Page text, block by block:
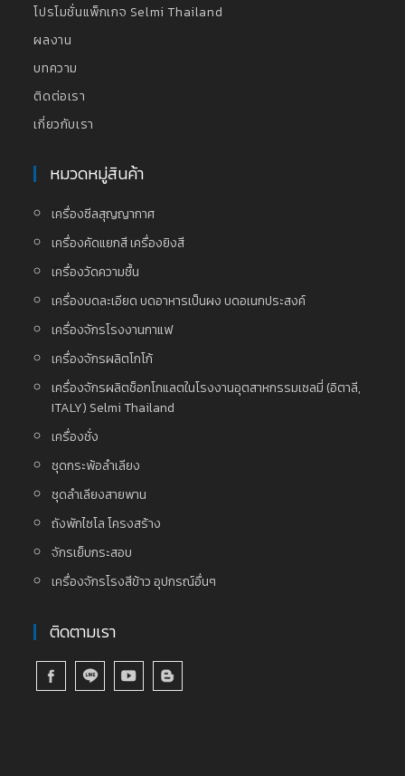
โปรโมชั่นแพ็กเกจ Selmi Thailand
ผลงาน
บทความ
ติดต่อเรา
เกี่ยวกับเรา
หมวดหมู่สินค้า
เครื่องซีลสุญญากาศ
เครื่องคัดแยกสี เครื่องยิงสี
เครื่องวัดความชื้น
เครื่องบดละเอียด บดอาหารเป็นผง บดอเนกประสงค์
เครื่องจักรโรงงานกาแฟ
เครื่องจักรผลิตโกโก้
เครื่องจักรผลิตช็อกโกแลตในโรงงานอุตสาหกรรมเซลมี่ (อิตาลี,
ITALY) Selmi Thailand
เครื่องชั่ง
ชุดกระพ้อลำเลียง
ชุดลำเลียงสายพาน
ถังพักไซโล โครงสร้าง
จักรเย็บกระสอบ
เครื่องจักรโรงสีข้าว อุปกรณ์อื่นๆ
ติดตามเรา